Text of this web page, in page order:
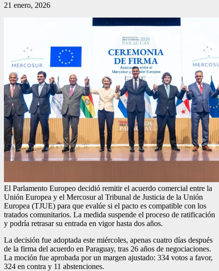
21 enero, 2026
El Parlamento Europeo decidió remitir el acuerdo comercial entre la
Unión Europea y el Mercosur al Tribunal de Justicia de la Unión
Europea (TJUE) para que evalúe si el pacto es compatible con los
tratados comunitarios. La medida suspende el proceso de ratificación
y podría retrasar su entrada en vigor hasta dos años.
La decisión fue adoptada este miércoles, apenas cuatro días después
de la firma del acuerdo en Paraguay, tras 26 años de negociaciones.
La moción fue aprobada por un margen ajustado: 334 votos a favor,
324 en contra y 11 abstenciones.